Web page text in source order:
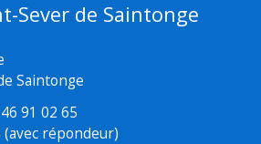
Sever de Saintonge
Saintonge
91 02 65
(avec répondeur)